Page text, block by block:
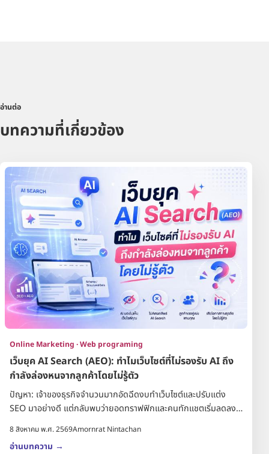
อ่านต่อ
บทความที่เกี่ยวข้อง
Online Marketing · Web programing
เว็บยุค AI Search (AEO): ทำไมเว็บไซต์ที่ไม่รองรับ AI ถึง
กำลังล่องหนจากลูกค้าโดยไม่รู้ตัว
ปัญหา: เจ้าของธุรกิจจำนวนมากอัดฉีดงบทำเว็บไซต์และปรับแต่ง
SEO มาอย่างดี แต่กลับพบว่ายอดทราฟฟิกและคนทักแชตเริ่มลดลง
8 สิงหาคม พ.ศ. 2569Amornrat Nintachan
อ่านบทความ →